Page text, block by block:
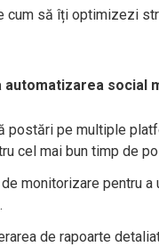
cum să îți optimizezi
automatizarea social
postări pe multiple
cel mai bun timp de
monitorizare pentru a
de rapoarte